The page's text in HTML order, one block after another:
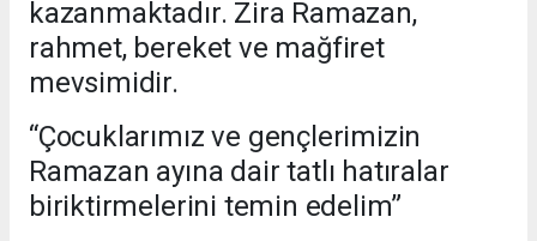
kazanmaktadır. Zira Ramazan,
rahmet, bereket ve mağfiret
mevsimidir.
“Çocuklarımız ve gençlerimizin
Ramazan ayına dair tatlı hatıralar
biriktirmelerini temin edelim”